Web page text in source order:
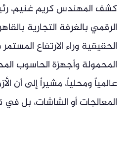
كشف المهندس كريم غنيم،
الرقمي بالغرفة التجارية
الحقيقية وراء الارتفاع
المحمولة وأجهزة الحاسوب
عالمياً ومحلياً، مشيراً إلى أن
المعالجات أو الشاشات، بل في